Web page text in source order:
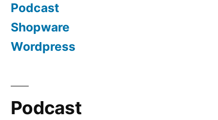
Podcast
Shopware
Wordpress
Podcast